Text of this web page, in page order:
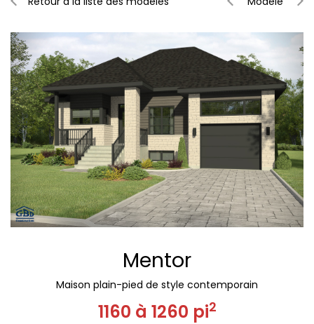
Mentor
Maison plain-pied de style contemporain
1160 à 1260 pi2